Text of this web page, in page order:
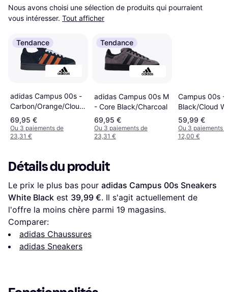
Nous avons choisi une sélection de produits qui pourraient
vous intéresser. Tout afficher
Tendance
adidas Campus 00s -
Carbon/Orange/Cloud
White
69,95 €
Ou 3 paiements de
23,31 €
Tendance
adidas Campus 00s M
- Core Black/Charcoal
69,95 €
Ou 3 paiements de
23,31 €
Campus 00s -
Black/Cloud
White
59,99 €
Ou 3 paiements
12,00 €
Détails du produit
Le prix le plus bas pour adidas Campus 00s Sneakers
White Black est 39,99 €. Il s'agit actuellement de
l'offre la moins chère parmi 19 magasins.
Comparer:
adidas Chaussures
adidas Sneakers